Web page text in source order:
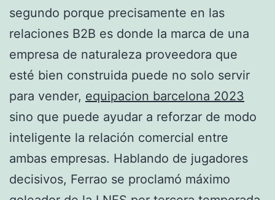
segundo porque precisamente en las
relaciones B2B es donde la marca de una
empresa de naturaleza proveedora que
esté bien construida puede no solo servir
para vender, equipacion barcelona 2023
sino que puede ayudar a reforzar de modo
inteligente la relación comercial entre
ambas empresas. Hablando de jugadores
decisivos, Ferrao se proclamó máximo